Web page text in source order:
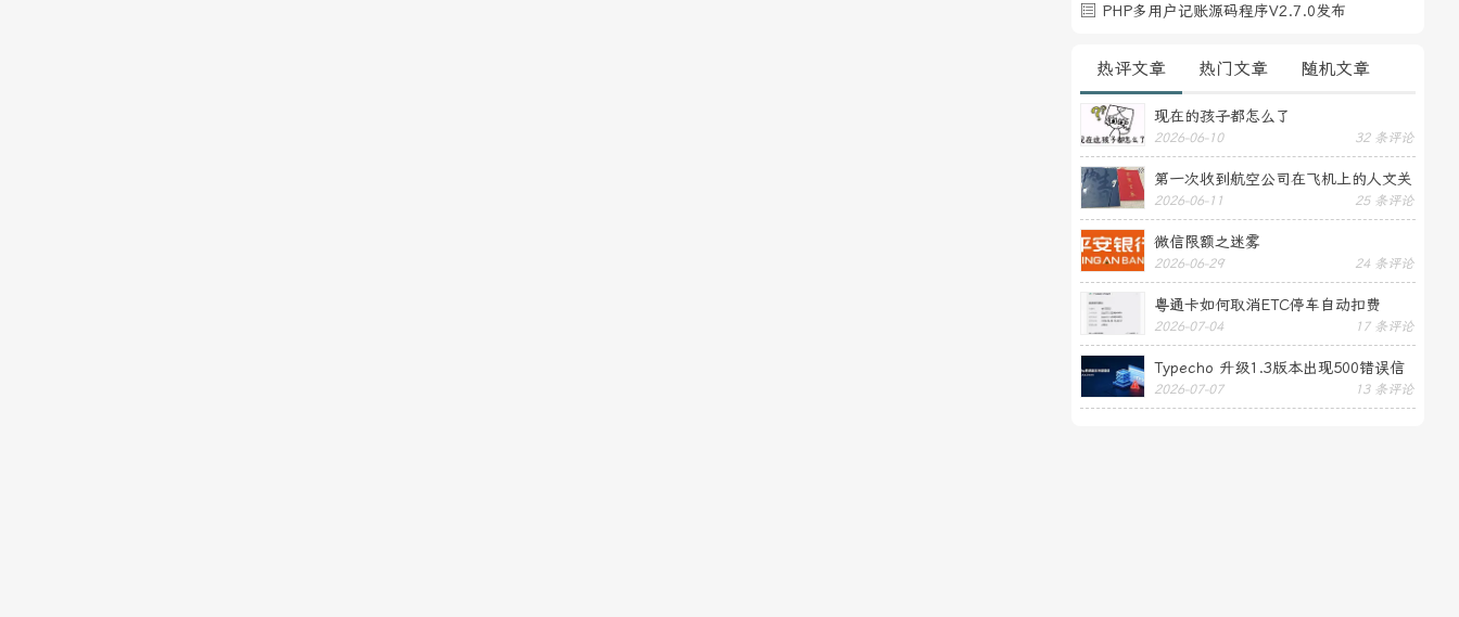
PHP多用户记账源码程序V2.7.0发布
热评文章 热门文章 随机文章
现在的孩子都怎么了
2026-06-10 32 条评论
第一次收到航空公司在飞机上的人文关
怀——送生日贺卡
2026-06-11 25 条评论
微信限额之迷雾
2026-06-29 24 条评论
粤通卡如何取消ETC停车自动扣费
2026-07-04 17 条评论
Typecho 升级1.3版本出现500错误信
息
2026-07-07 13 条评论